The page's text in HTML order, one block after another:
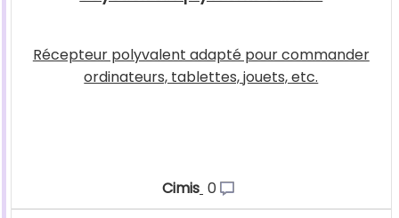
Récepteur polyvalent adapté pour commander
ordinateurs, tablettes, jouets, etc.
Cimis 0